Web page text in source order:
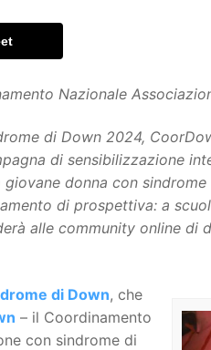
Nazionale
di Down 2024,
di sensibilizzazione
giovane donna con
di prospettiva: a
alle community online
di Down, che
– il Coordinamento
con sindrome di